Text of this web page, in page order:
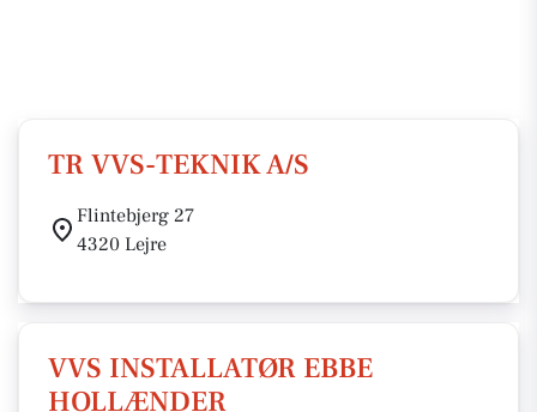
TR VVS-TEKNIK A/S
Flintebjerg 27
4320 Lejre
VVS INSTALLATØR EBBE
HOLLÆNDER